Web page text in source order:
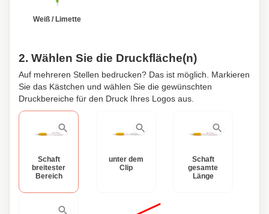
Weiß / Limette
2. Wählen Sie die Druckfläche(n)
Auf mehreren Stellen bedrucken? Das ist möglich. Markieren
Sie das Kästchen und wählen Sie die gewünschten
Druckbereiche für den Druck Ihres Logos aus.
Schaft
breitester
Bereich
unter dem
Clip
Schaft
gesamte
Länge